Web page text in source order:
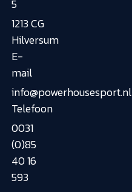
5
1213 CG
Hilversum
E-
mail
info@powerhousesport.nl
Telefoon
0031
(0)85
40 16
593